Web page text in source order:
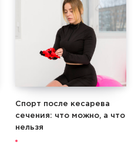
Спорт после кесарева
сечения: что можно, а что
нельзя